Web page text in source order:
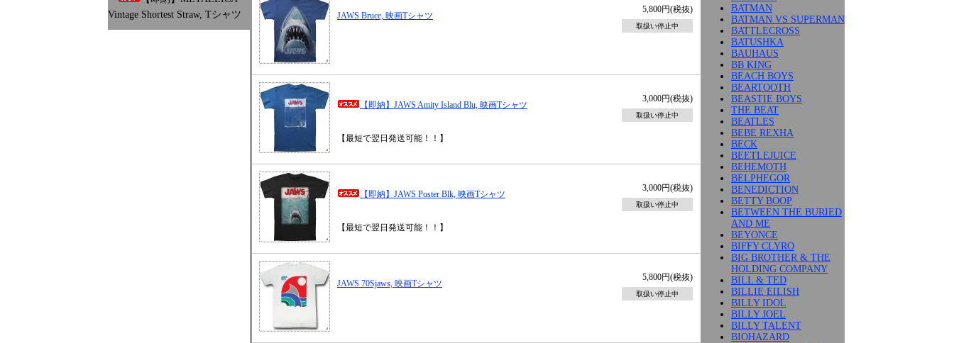
Vintage Shortest Straw, Tシャツ
JAWS Bruce, 映画Tシャツ
5,800円(税抜)
取扱い停止中
【即納】JAWS Amity Island Blu, 映画Tシャツ
3,000円(税抜)
取扱い停止中
【最短で翌日発送可能！！】
【即納】JAWS Poster Blk, 映画Tシャツ
3,000円(税抜)
取扱い停止中
【最短で翌日発送可能！！】
JAWS 70Sjaws, 映画Tシャツ
5,800円(税抜)
取扱い停止中
BATMAN
BATMAN VS SUPERMAN
BATTLECROSS
BATUSHKA
BAUHAUS
BB KING
BEACH BOYS
BEARTOOTH
BEASTIE BOYS
THE BEAT
BEATLES
BEBE REXHA
BECK
BEETLEJUICE
BEHEMOTH
BELPHEGOR
BENEDICTION
BETTY BOOP
BETWEEN THE BURIED
AND ME
BEYONCE
BIFFY CLYRO
BIG BROTHER & THE
HOLDING COMPANY
BILL & TED
BILLIE EILISH
BILLY IDOL
BILLY JOEL
BILLY TALENT
BIOHAZARD